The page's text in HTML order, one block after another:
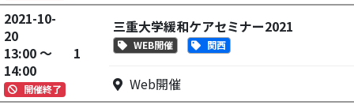
2021-10-
20
13:00 ～
14:00
開催終了
1
三重大学緩和ケアセミナー2021
WEB開催 関西
Web開催